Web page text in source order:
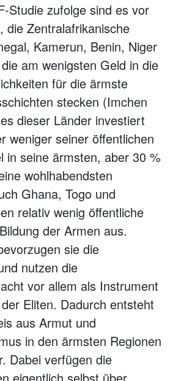
Studie zufolge sind es vor
die Zentralafrikanische
Kamerun, Benin, Niger
am wenigsten Geld in die
für die ärmste
stecken (Imchen
dieser Länder investiert
weniger seiner öffentlichen
in seine ärmsten, aber 30 %
wohlhabendsten
Ghana, Togo und
relativ wenig öffentliche
der Armen aus.
sie die
nutzen die
vor allem als Instrument
Eliten. Dadurch entsteht
aus Armut und
in den ärmsten Regionen
Dabei verfügen die